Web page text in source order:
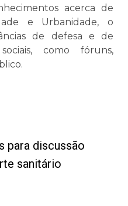
acerca de
e Urbanidade, o
de defesa e de
como fóruns,
para discussão
sanitário